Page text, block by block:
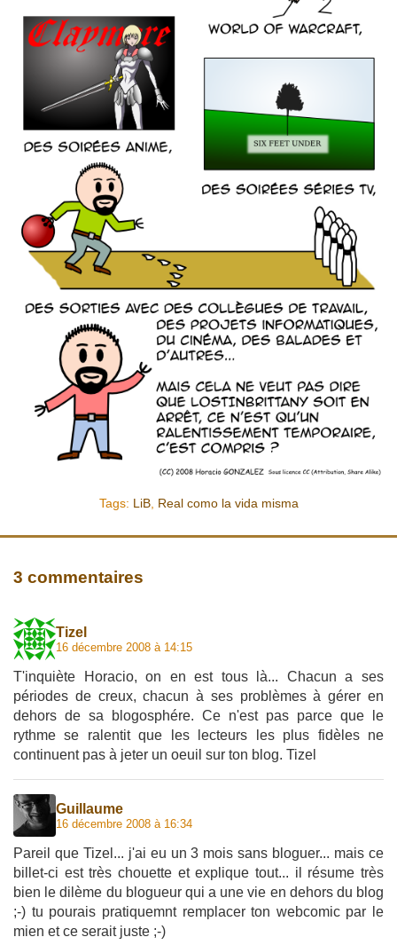
Tags: LiB, Real como la vida misma
3 commentaires
Tizel
16 décembre 2008 à 14:15
T'inquiète Horacio, on en est tous là... Chacun a ses
périodes de creux, chacun à ses problèmes à gérer en
dehors de sa blogosphére. Ce n'est pas parce que le
rythme se ralentit que les lecteurs les plus fidèles ne
continuent pas à jeter un oeuil sur ton blog. Tizel
Guillaume
16 décembre 2008 à 16:34
Pareil que Tizel... j'ai eu un 3 mois sans bloguer... mais ce
billet-ci est très chouette et explique tout... il résume très
bien le dilème du blogueur qui a une vie en dehors du blog
;-) tu pourais pratiquemnt remplacer ton webcomic par le
mien et ce serait juste ;-)